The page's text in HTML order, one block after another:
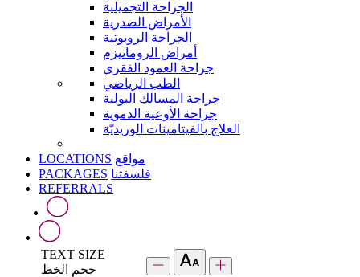
الجراحة التجميلية
الأمراض الصدرية
الجراحة الروبوتية
أمراض الروماتيزم
جراحة العمود الفقري
الطب الرياضي
جراحة المسالك البولية
جراحة الأوعية الدموية
العلاج بالفيتامينات الوريديّة
LOCATIONS مواقع
PACKAGES فلسفتنا
REFERRALS
TEXT SIZE
حجم الخط